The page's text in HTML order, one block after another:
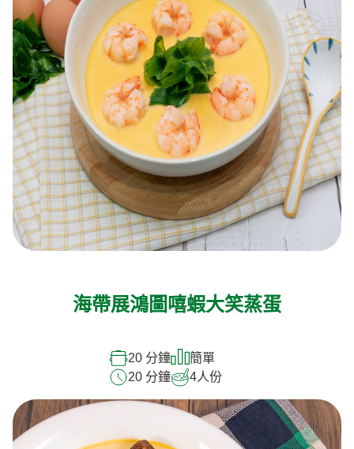
海帶展鴻圖嘻蝦大笑蒸蛋
20 分鐘
簡單
20 分鐘
4人份